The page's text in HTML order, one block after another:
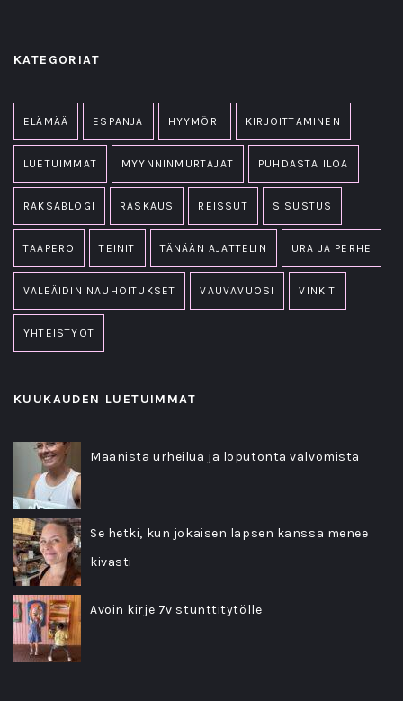
KATEGORIAT
ELÄMÄÄ ESPANJA HYYMÖRI KIRJOITTAMINEN
LUETUIMMAT MYYNNINMURTAJAT PUHDASTA ILOA
RAKSABLOGI RASKAUS REISSUT SISUSTUS
TAAPERO TEINIT TÄNÄÄN AJATTELIN URA JA PERHE
VALEÄIDIN NAUHOITUKSET VAUVAVUOSI VINKIT
YHTEISTYÖT
KUUKAUDEN LUETUIMMAT
Maanista urheilua ja loputonta valvomista
Se hetki, kun jokaisen lapsen kanssa menee
kivasti
Avoin kirje 7v stunttitytölle